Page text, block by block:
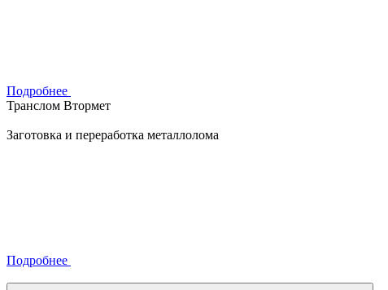
Подробнее
Транслом Втормет
Заготовка и переработка металлолома
Подробнее